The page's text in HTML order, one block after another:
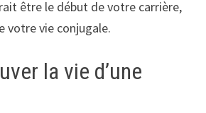
être le début de votre carrière,
votre vie conjugale.
la vie d’une